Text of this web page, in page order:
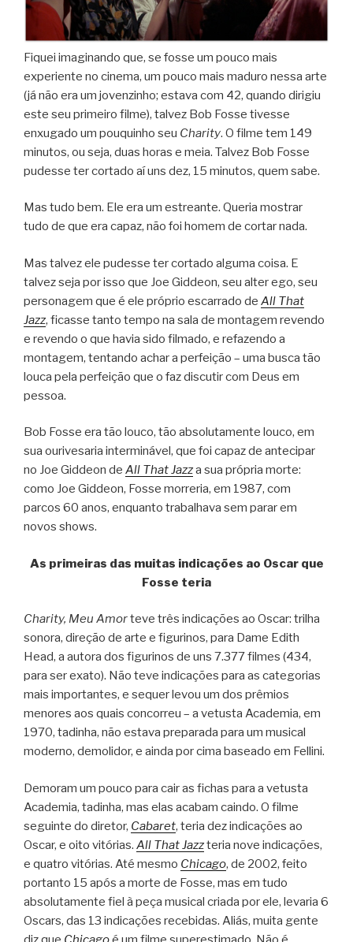
Fiquei imaginando que, se fosse um pouco mais
experiente no cinema, um pouco mais maduro nessa arte
(já não era um jovenzinho; estava com 42, quando dirigiu
este seu primeiro filme), talvez Bob Fosse tivesse
enxugado um pouquinho seu Charity. O filme tem 149
minutos, ou seja, duas horas e meia. Talvez Bob Fosse
pudesse ter cortado aí uns dez, 15 minutos, quem sabe.
Mas tudo bem. Ele era um estreante. Queria mostrar
tudo de que era capaz, não foi homem de cortar nada.
Mas talvez ele pudesse ter cortado alguma coisa. E
talvez seja por isso que Joe Giddeon, seu alter ego, seu
personagem que é ele próprio escarrado de All That
Jazz, ficasse tanto tempo na sala de montagem revendo
e revendo o que havia sido filmado, e refazendo a
montagem, tentando achar a perfeição – uma busca tão
louca pela perfeição que o faz discutir com Deus em
pessoa.
Bob Fosse era tão louco, tão absolutamente louco, em
sua ourivesaria interminável, que foi capaz de antecipar
no Joe Giddeon de All That Jazza sua própria morte:
como Joe Giddeon, Fosse morreria, em 1987, com
parcos 60 anos, enquanto trabalhava sem parar em
novos shows.
As primeiras das muitas indicações ao Oscar que
Fosse teria
Charity, Meu Amorteve três indicações ao Oscar: trilha
sonora, direção de arte e figurinos, para Dame Edith
Head, a autora dos figurinos de uns 7.377 filmes (434,
para ser exato). Não teve indicações para as categorias
mais importantes, e sequer levou um dos prêmios
menores aos quais concorreu – a vetusta Academia, em
1970, tadinha, não estava preparada para um musical
moderno, demolidor, e ainda por cima baseado em Fellini.
Demoram um pouco para cair as fichas para a vetusta
Academia, tadinha, mas elas acabam caindo. O filme
seguinte do diretor, Cabaret, teria dez indicações ao
Oscar, e oito vitórias. All That Jazzteria nove indicações,
e quatro vitórias. Até mesmo Chicago, de 2002, feito
portanto 15 após a morte de Fosse, mas em tudo
absolutamente fiel à peça musical criada por ele, levaria 6
Oscars, das 13 indicações recebidas. Aliás, muita gente